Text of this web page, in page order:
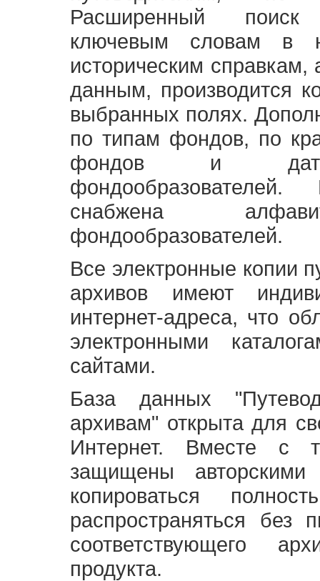
Расширенный
ключевым словам в
историческим
данным, производится
выбранных полях.
по типам фондов, по
фондов и
снабжена
фондообразователей.
Все электронные копии
архивов имеют
интернет-адреса, что
электронными
сайтами.
База данных
архивам" открыта для
Интернет. Вместе с
защищены
копироваться
распространяться без
соответствующего
продукта.